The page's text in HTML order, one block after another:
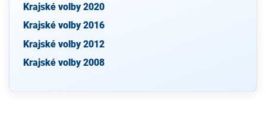
Krajské volby 2020
Krajské volby 2016
Krajské volby 2012
Krajské volby 2008